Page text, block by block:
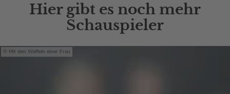
Hier gibt es noch mehr
Schauspieler
Mit den Waffeln einer Frau